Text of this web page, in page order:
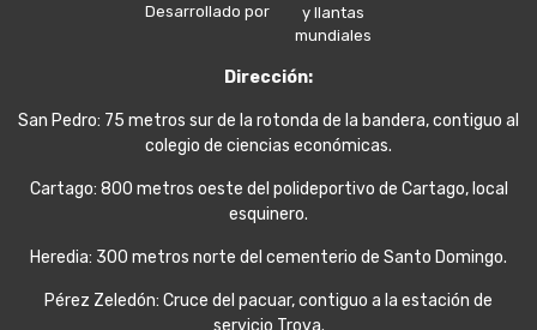
Desarrollado por
Dirección:
San Pedro: 75 metros sur de la rotonda de la bandera, contiguo al
colegio de ciencias económicas.
Cartago: 800 metros oeste del polideportivo de Cartago, local
esquinero.
Heredia: 300 metros norte del cementerio de Santo Domingo.
Pérez Zeledón: Cruce del pacuar, contiguo a la estación de
servicio Trova.